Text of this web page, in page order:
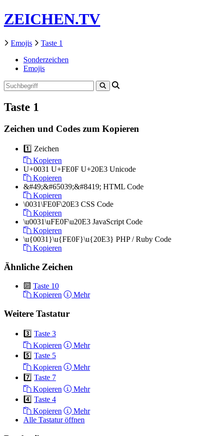
ZEICHEN.TV
Emojis
Taste 1
Sonderzeichen
Emojis
Taste 1
Zeichen und Codes zum Kopieren
1️⃣ Zeichen
Kopieren
U+0031 U+FE0F U+20E3 Unicode
Kopieren
&#49;&#65039;&#8419; HTML Code
Kopieren
\0031\FE0F\20E3 CSS Code
Kopieren
\u0031\uFE0F\u20E3 JavaScript Code
Kopieren
\u{0031}\u{FE0F}\u{20E3} PHP / Ruby Code
Kopieren
Ähnliche Zeichen
🔟 Taste 10
Kopieren
Mehr
Weitere Tastatur
3️⃣ Taste 3
Kopieren
Mehr
5️⃣ Taste 5
Kopieren
Mehr
7️⃣ Taste 7
Kopieren
Mehr
4️⃣ Taste 4
Kopieren
Mehr
Alle Tastatur öffnen